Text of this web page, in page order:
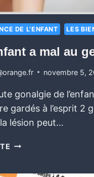
DE L'ENFANT LES
a mal au
novembre 5,
gonalgie de
gardés à l’esprit 2
lésion peut…